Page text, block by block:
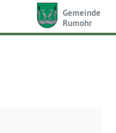
Gemeinde
Rumohr